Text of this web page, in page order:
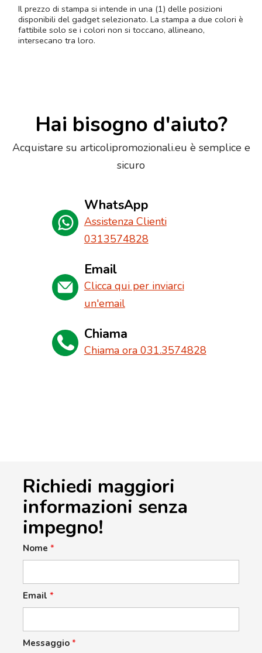
Il prezzo di stampa si intende in una (1) delle posizioni
disponibili del gadget selezionato. La stampa a due colori è
fattibile solo se i colori non si toccano, allineano,
intersecano tra loro.
Hai bisogno d'aiuto?
Acquistare su articolipromozionali.eu è semplice e
sicuro
WhatsApp
Assistenza Clienti
0313574828
Email
Clicca qui per inviarci
un'email
Chiama
Chiama ora 031.3574828
Richiedi maggiori
informazioni senza
impegno!
Nome *
Email *
Messaggio *